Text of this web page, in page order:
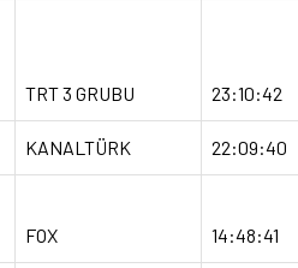
TRT 3 GRUBU 23:10:42
KANALTÜRK 22:09:40
FOX 14:48:41